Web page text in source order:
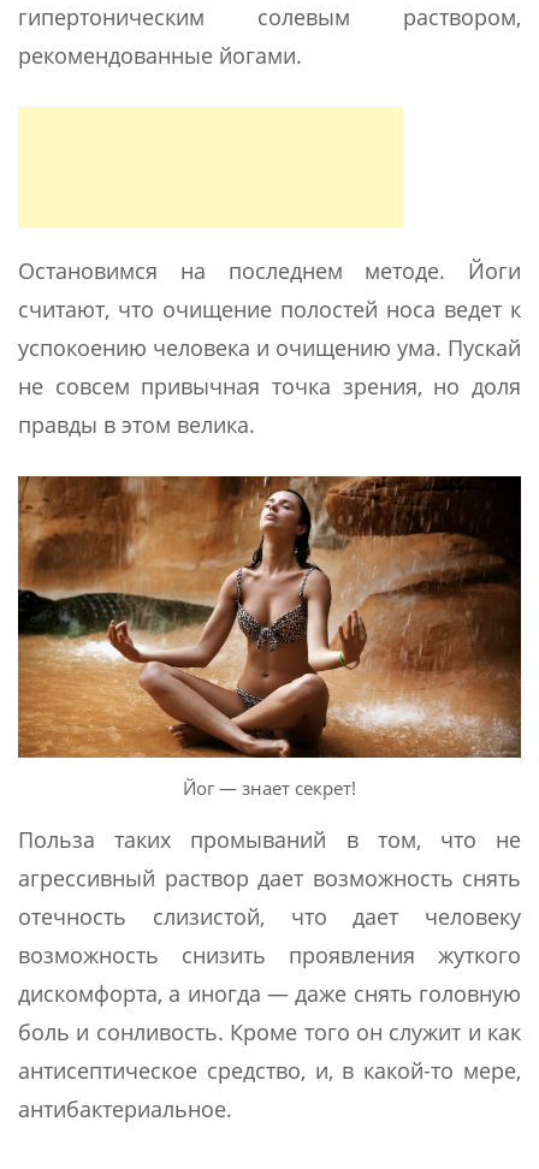
гипертоническим солевым раствором,
рекомендованные йогами.
Остановимся на последнем методе. Йоги
считают, что очищение полостей носа ведет к
успокоению человека и очищению ума. Пускай
не совсем привычная точка зрения, но доля
правды в этом велика.
Йог — знает секрет!
Польза таких промываний в том, что не
агрессивный раствор дает возможность снять
отечность слизистой, что дает человеку
возможность снизить проявления жуткого
дискомфорта, а иногда — даже снять головную
боль и сонливость. Кроме того он служит и как
антисептическое средство, и, в какой-то мере,
антибактериальное.